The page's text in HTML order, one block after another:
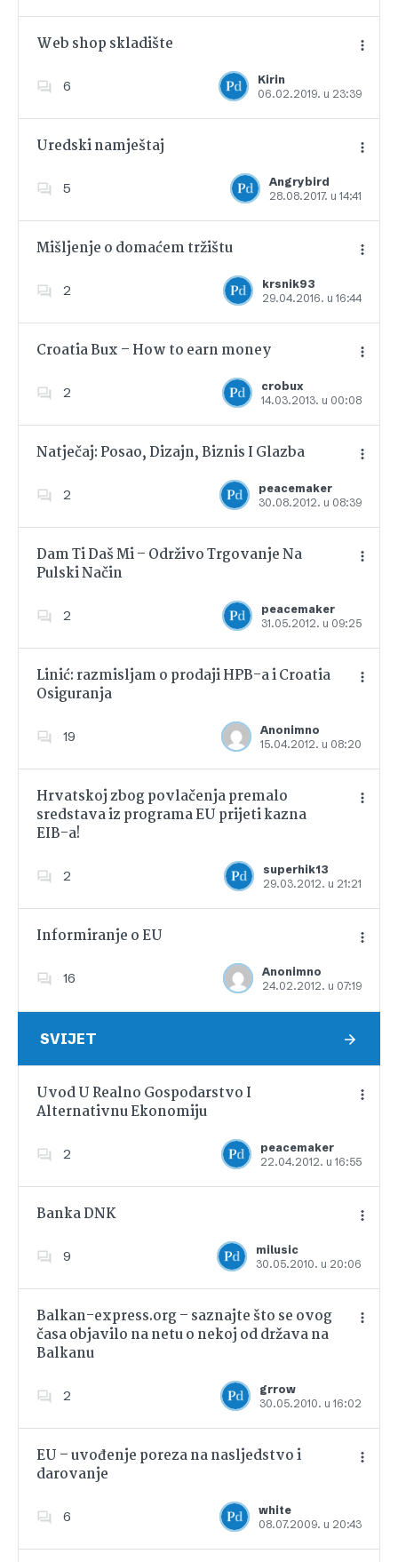
Web shop skladište
6
Kirin
06.02.2019. u 23:39
Dodajte u favorite
Uredski namještaj
5
Angrybird
28.08.2017. u 14:41
Dodajte u favorite
Mišljenje o domaćem tržištu
2
krsnik93
29.04.2016. u 16:44
Dodajte u favorite
Croatia Bux – How to earn money
2
crobux
14.03.2013. u 00:08
Dodajte u favorite
Natječaj: Posao, Dizajn, Biznis I Glazba
2
peacemaker
30.08.2012. u 08:39
Dodajte u favorite
Dam Ti Daš Mi – Održivo Trgovanje Na
Pulski Način
2
peacemaker
31.05.2012. u 09:25
Dodajte u favorite
Linić: razmisljam o prodaji HPB-a i Croatia
Osiguranja
19
Anonimno
15.04.2012. u 08:20
Dodajte u favorite
Hrvatskoj zbog povlačenja premalo
sredstava iz programa EU prijeti kazna
EIB-a!
2
superhik13
29.03.2012. u 21:21
Informiranje o EU
16
Anonimno
24.02.2012. u 07:19
Dodajte u favorite
SVIJET
Uvod U Realno Gospodarstvo I
Alternativnu Ekonomiju
2
peacemaker
22.04.2012. u 16:55
Dodajte u favorite
Banka DNK
9
milusic
30.05.2010. u 20:06
Dodajte u favorite
Balkan-express.org – saznajte što se ovog
časa objavilo na netu o nekoj od država na
Balkanu
2
grrow
30.05.2010. u 16:02
EU – uvođenje poreza na nasljedstvo i
darovanje
6
white
08.07.2009. u 20:43
Dodajte u favorite